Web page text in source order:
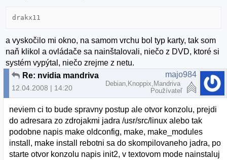
drakx11
a vyskočilo mi okno, na samom vrchu bol typ karty, tak som
naň klikol a ovládače sa nainštalovali, niečo z DVD, ktoré si
systém vypýtal, niečo zrejme z netu.
Re: nvidia mandriva 2008.1
12.04.2008 | 14:20
majo984
Debian,Knoppix,Mandriva
Používateľ
neviem ci to bude spravny postup ale otvor konzolu, prejdi
do adresara zo zdrojakmi jadra /usr/src/linux alebo tak
podobne napis make oldconfig, make, make_modules
install, make install rebotni sa do skompilovaneho jadra, po
starte otvor konzolu napis init2, v textovom mode nainstaluj